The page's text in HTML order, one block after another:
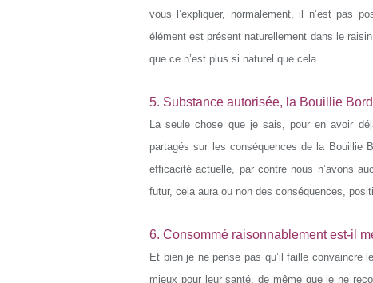
vous l’expliquer, normalement, il n’est pas
élément est présent naturellement dans le
que ce n’est plus si naturel que cela.
5. Substance autorisée, la Bouillie
La seule chose que je sais, pour en avoir
partagés sur les conséquences de la Bouillie
efficacité actuelle, par contre nous n’avons
futur, cela aura ou non des conséquences,
6. Consommé raisonnablement est-il
Et bien je ne pense pas qu’il faille convaincre
mieux pour leur santé, de même que je ne